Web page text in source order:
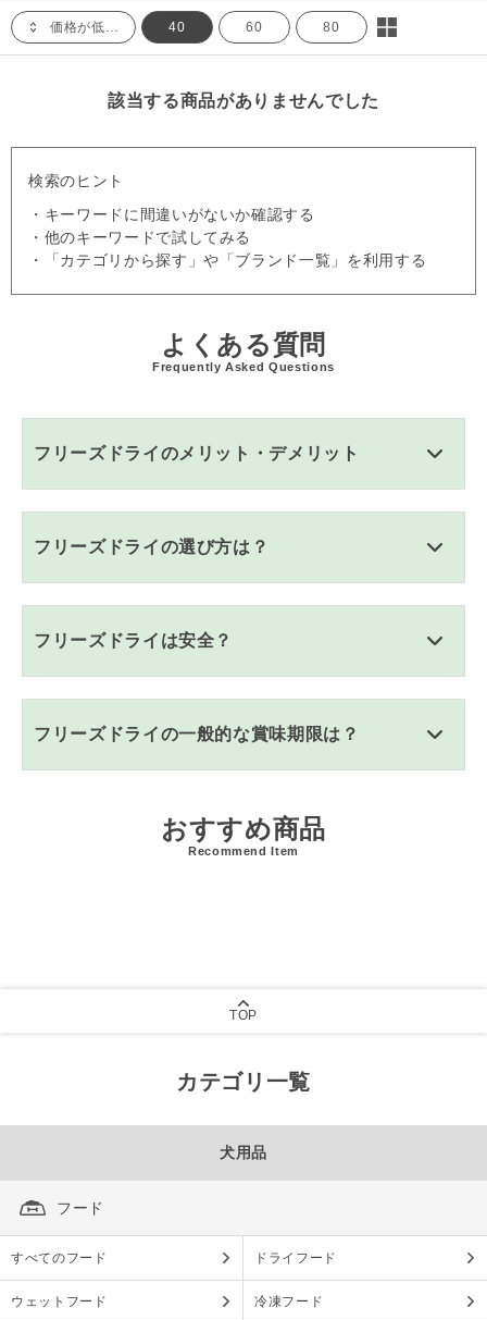
価格が低い順 40 60 80
該当する商品がありませんでした
検索のヒント
・キーワードに間違いがないか確認する
・他のキーワードで試してみる
・「カテゴリから探す」や「ブランド一覧」を利用する
よくある質問
Frequently Asked Questions
フリーズドライのメリット・デメリット
フリーズドライの選び方は？
フリーズドライは安全？
フリーズドライの一般的な賞味期限は？
おすすめ商品
Recommend Item
TOP
カテゴリ一覧
犬用品
フード
すべてのフード ドライフード
ウェットフード 冷凍フード